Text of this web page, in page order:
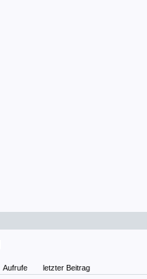
Aufrufe letzter Beitrag